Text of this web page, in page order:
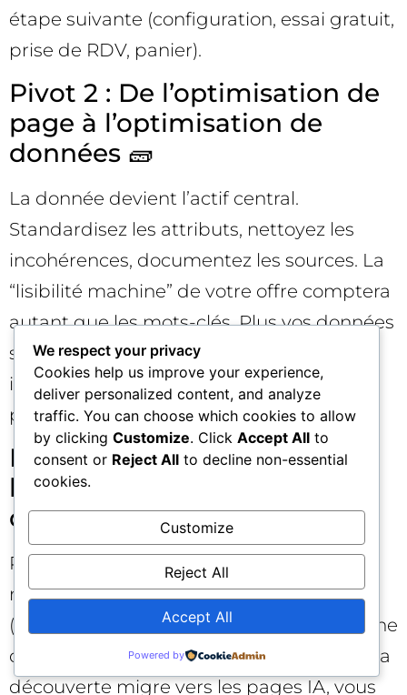
étape suivante (configuration, essai gratuit,
prise de RDV, panier).
Pivot 2 : De l’optimisation de
page à l’optimisation de
données 🧱
La donnée devient l’actif central.
Standardisez les attributs, nettoyez les
incohérences, documentez les sources. La
“lisibilité machine” de votre offre comptera
autant que les mots-clés. Plus vos données
sont fiables, plus les pages IA auront
intérêt à refléter fidèlement votre
proposition — et à vous créditer.
Pivot 3 : De la dépendance à
la recherche à un mix
d’acquisition résilient 🌐
Renforcez le trafic direct (branding,
newsletters, apps), les communautés
(social, influence, UGC), la recherche interne
du site et les partenariats. Si une part de la
découverte migre vers les pages IA, vous
We respect your privacy
Cookies help us improve your experience,
deliver personalized content, and analyze
traffic. You can choose which cookies to allow
by clicking Customize. Click Accept All to
consent or Reject All to decline non-essential
cookies.
Customize
Reject All
Accept All
Powered by